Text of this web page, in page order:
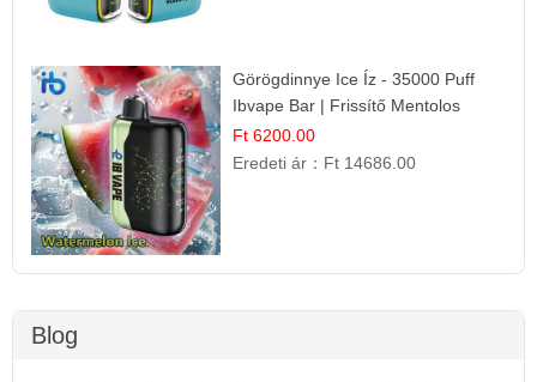
Görögdinnye Ice Íz - 35000 Puff
Ibvape Bar | Frissítő Mentolos
Élmény!
Ft 6200.00
Eredeti ár： Ft 14686.00
Blog